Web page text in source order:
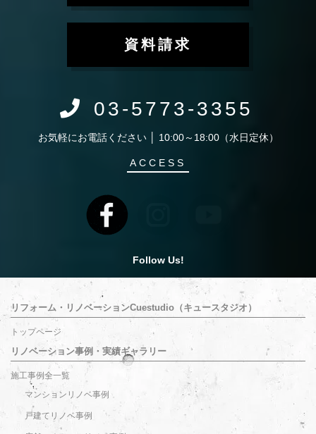
資料請求
03-5773-3355
お気軽にお電話ください │ 10:00～18:00（水日定休）
ACCESS
Follow Us!
リフォーム・リノベーションCuestudio（キュースタジオ）
トップページ
リノベーション事例・実績ギャラリー
施工事例全一覧
マンションリノベ事例
戸建てリノベ事例